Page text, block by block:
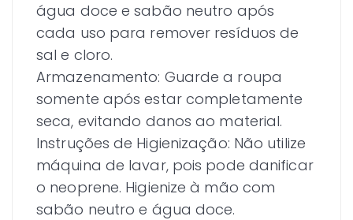
água doce e sabão neutro após
cada uso para remover resíduos de
sal e cloro.
Armazenamento: Guarde a roupa
somente após estar completamente
seca, evitando danos ao material.
Instruções de Higienização: Não utilize
máquina de lavar, pois pode danificar
o neoprene. Higienize à mão com
sabão neutro e água doce.